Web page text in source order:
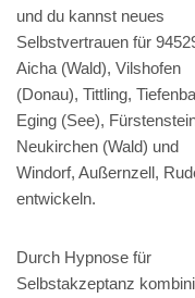
und du kannst neues
Selbstvertrauen für
Aicha (Wald), Vilshofen
(Donau), Tittling,
Eging (See),
Neukirchen (Wald) und
Windorf, Außernzell,
entwickeln.
Durch Hypnose für
Selbstakzeptanz